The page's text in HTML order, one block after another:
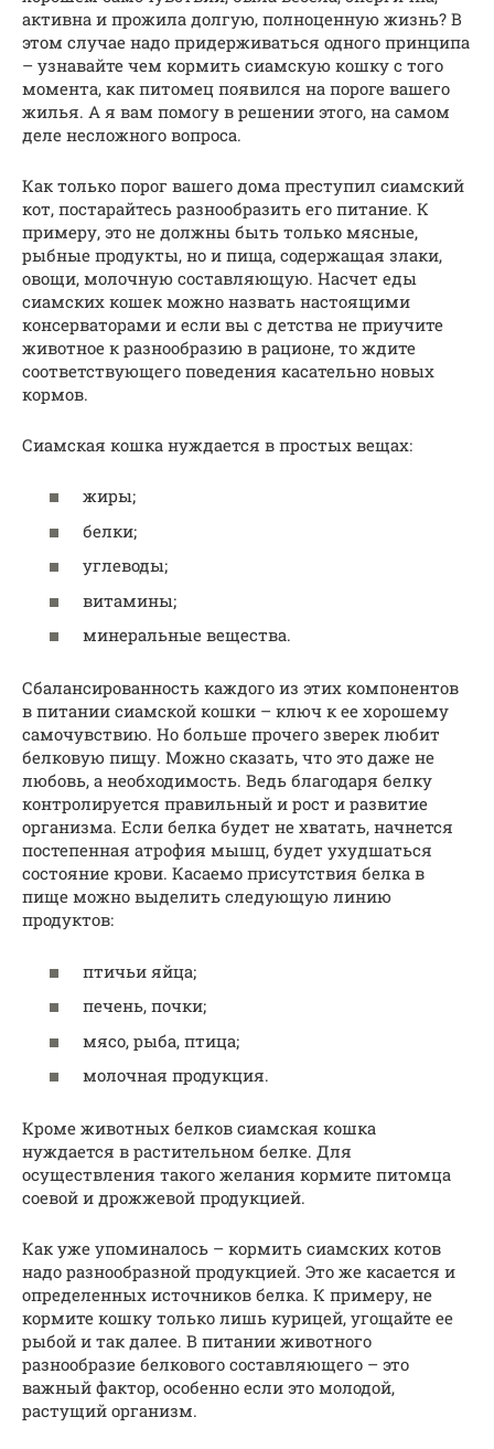
активна и прожила долгую, полноценную жизнь? В
этом случае надо придерживаться одного принципа
– узнавайте чем кормить сиамскую кошку с того
момента, как питомец появился на пороге вашего
жилья. А я вам помогу в решении этого, на самом
деле несложного вопроса.
Как только порог вашего дома преступил сиамский
кот, постарайтесь разнообразить его питание. К
примеру, это не должны быть только мясные,
рыбные продукты, но и пища, содержащая злаки,
овощи, молочную составляющую. Насчет еды
сиамских кошек можно назвать настоящими
консерваторами и если вы с детства не приучите
животное к разнообразию в рационе, то ждите
соответствующего поведения касательно новых
кормов.
Сиамская кошка нуждается в простых вещах:
жиры;
белки;
углеводы;
витамины;
минеральные вещества.
Сбалансированность каждого из этих компонентов
в питании сиамской кошки – ключ к ее хорошему
самочувствию. Но больше прочего зверек любит
белковую пищу. Можно сказать, что это даже не
любовь, а необходимость. Ведь благодаря белку
контролируется правильный и рост и развитие
организма. Если белка будет не хватать, начнется
постепенная атрофия мышц, будет ухудшаться
состояние крови. Касаемо присутствия белка в
пище можно выделить следующую линию
продуктов:
птичьи яйца;
печень, почки;
мясо, рыба, птица;
молочная продукция.
Кроме животных белков сиамская кошка
нуждается в растительном белке. Для
осуществления такого желания кормите питомца
соевой и дрожжевой продукцией.
Как уже упоминалось – кормить сиамских котов
надо разнообразной продукцией. Это же касается и
определенных источников белка. К примеру, не
кормите кошку только лишь курицей, угощайте ее
рыбой и так далее. В питании животного
разнообразие белкового составляющего – это
важный фактор, особенно если это молодой,
растущий организм.